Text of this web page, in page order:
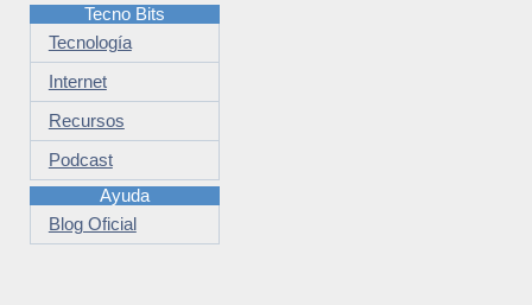
Tecno Bits
Tecnología
Internet
Recursos
Podcast
Ayuda
Blog Oficial